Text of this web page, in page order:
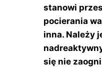
stanowi
pocierania
inna. Należy
się nie